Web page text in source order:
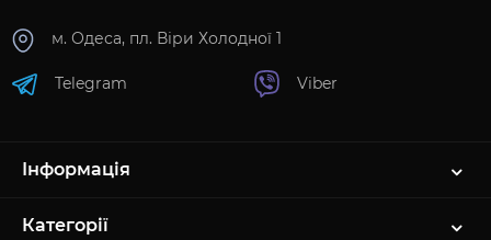
м. Одеса, пл. Віри Холодної 1
Telegram Viber
Інформація
Категорії